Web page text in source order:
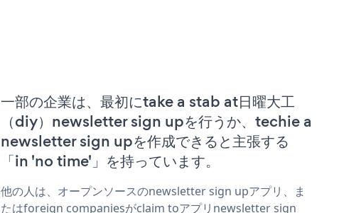
一部の企業は、最初にtake a stab at日曜大工
（diy）newsletter sign upを行うか、techie a
newsletter sign upを作成できると主張する
「in 'no time'」を持っています。
他の人は、オープンソースのnewsletter sign upアプリ、ま
たはforeign companiesがclaim toアプリnewsletter sign